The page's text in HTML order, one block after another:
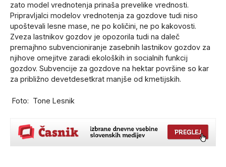
zato model vrednotenja prinaša prevelike vrednosti.
Pripravljalci modelov vrednotenja za gozdove tudi niso
upoštevali lesne mase, ne po količini, ne po kakovosti.
Zveza lastnikov gozdov je opozorila tudi na daleč
premajhno subvencioniranje zasebnih lastnikov gozdov za
njihove omejitve zaradi ekoloških in socialnih funkcij
gozdov. Subvencije za gozdove na hektar površine so kar
za približno devetdesetkrat manjše od kmetijskih.
Foto: Tone Lesnik